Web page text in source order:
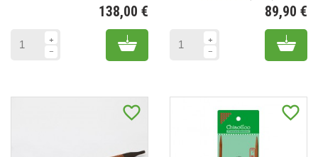
138,00 €
Add to cart
89,90 €
Add
favorite_border favorite_border